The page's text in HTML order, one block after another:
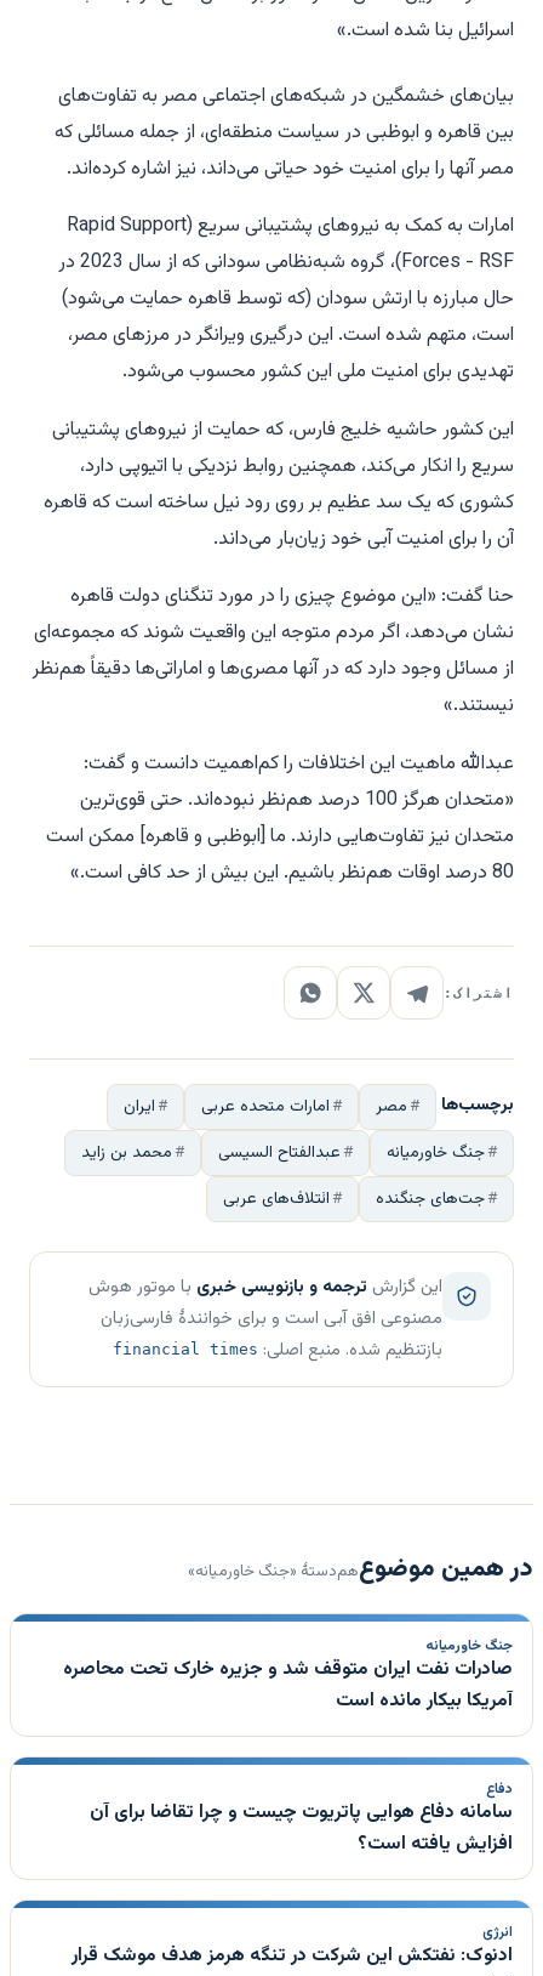
اسرائیل بنا شده است.»
بیان‌های خشمگین در شبکه‌های اجتماعی مصر به تفاوت‌های
بین قاهره و ابوظبی در سیاست منطقه‌ای، از جمله مسائلی که
مصر آنها را برای امنیت خود حیاتی می‌داند، نیز اشاره کرده‌اند.
امارات به کمک به نیروهای پشتیبانی سریع (Rapid Support
Forces - RSF)، گروه شبه‌نظامی سودانی که از سال 2023 در
حال مبارزه با ارتش سودان (که توسط قاهره حمایت می‌شود)
است، متهم شده است. این درگیری ویرانگر در مرزهای مصر،
تهدیدی برای امنیت ملی این کشور محسوب می‌شود.
این کشور حاشیه خلیج فارس، که حمایت از نیروهای پشتیبانی
سریع را انکار می‌کند، همچنین روابط نزدیکی با اتیوپی دارد،
کشوری که یک سد عظیم بر روی رود نیل ساخته است که قاهره
آن را برای امنیت آبی خود زیان‌بار می‌داند.
حنا گفت: «این موضوع چیزی را در مورد تنگنای دولت قاهره
نشان می‌دهد، اگر مردم متوجه این واقعیت شوند که مجموعه‌ای
از مسائل وجود دارد که در آنها مصری‌ها و اماراتی‌ها دقیقاً هم‌نظر
نیستند.»
عبدالله ماهیت این اختلافات را کم‌اهمیت دانست و گفت:
«متحدان هرگز 100 درصد هم‌نظر نبوده‌اند. حتی قوی‌ترین
متحدان نیز تفاوت‌هایی دارند. ما [ابوظبی و قاهره] ممکن است
80 درصد اوقات هم‌نظر باشیم. این بیش از حد کافی است.»
اشتراک:
برچسب‌ها مصر امارات متحده عربی
ایران
جنگ خاورمیانه
عبدالفتاح السیسی
محمد بن زاید
جت‌های جنگنده
ائتلاف‌های عربی
این گزارش ترجمه و بازنویسی خبری با موتور هوش
مصنوعی افق آبی است و برای خوانندهٔ فارسی‌زبان
بازتنظیم شده. منبع اصلی: financial times
در همین موضوعهم‌دستهٔ «جنگ خاورمیانه»
جنگ خاورمیانه
صادرات نفت ایران متوقف شد و جزیره خارک تحت محاصره
آمریکا بیکار مانده است
دفاع
سامانه دفاع هوایی پاتریوت چیست و چرا تقاضا برای آن
افزایش یافته است؟
انرژی
ادنوک: نفتکش این شرکت در تنگه هرمز هدف موشک قرار